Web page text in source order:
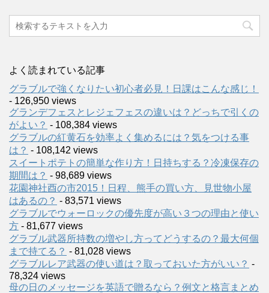
よく読まれている記事
グラブルで強くなりたい初心者必見！日課はこんな感じ！
- 126,950 views
グランデフェスとレジェフェスの違いは？どっちで引くの
がよい？ - 108,384 views
グラブルの紅黄石を効率よく集めるには？気をつける事
は？ - 108,142 views
スイートポテトの簡単な作り方！日持ちする？冷凍保存の
期間は？ - 98,689 views
花園神社酉の市2015！日程、熊手の買い方、見世物小屋
はあるの？ - 83,571 views
グラブルでウォーロックの優先度が高い３つの理由と使い
方 - 81,677 views
グラブル武器所持数の増やし方ってどうするの？最大何個
まで持てる？ - 81,028 views
グラブルレア武器の使い道は？取っておいた方がいい？ -
78,324 views
母の日のメッセージを英語で贈るなら？例文と格言まとめ